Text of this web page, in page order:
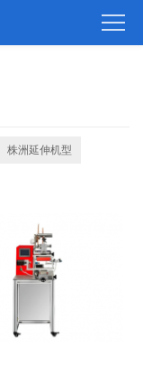
株洲延伸机型